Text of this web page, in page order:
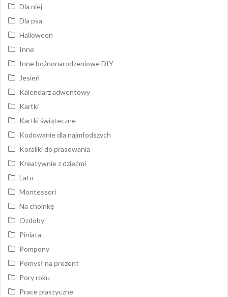
Dla niej
Dla psa
Halloween
Inne
Inne bożnonarodzeniowe DIY
Jesień
Kalendarz adwentowy
Kartki
Kartki świąteczne
Kodowanie dla najmłodszych
Koraliki do prasowania
Kreatywnie z dziećmi
Lato
Montessori
Na choinkę
Ozdoby
Piniata
Pompony
Pomysł na prezent
Pory roku
Prace plastyczne